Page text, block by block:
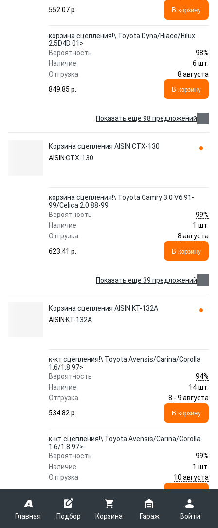
Главная Подбор Корзина Гараж Войти
552.07 p.
В корзину
корзина сцепления!\ Toyota Dyna/Hiace/Hilux
2.5D4D 01>
Вероятность
98%
Наличие
6 шт.
Отгрузка
8 августа
849.85 p.
В корзину
Показать еще 98 предложений
Корзина сцепления AISIN CTX-130
AISIN CTX-130
корзина сцепления!\ Toyota Camry 3.0 V6 91-
99/Celica 2.0 88-99
Вероятность
99%
Наличие
1 шт.
Отгрузка
8 августа
623.41 p.
В корзину
Показать еще 39 предложений
Корзина сцепления AISIN KT-132A
AISIN KT-132A
к-кт сцепления!\ Toyota Avensis/Carina/Corolla
1.6/1.8 97>
Вероятность
94%
Наличие
14 шт.
Отгрузка
8 - 9 августа
534.82 p.
В корзину
к-кт сцепления!\ Toyota Avensis/Carina/Corolla
1.6/1.8 97>
Вероятность
99%
Наличие
1 шт.
Отгрузка
10 августа
Показать еще 67 предложений